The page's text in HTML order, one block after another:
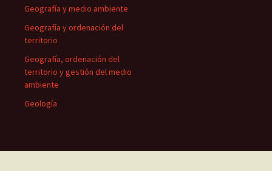
Geografía y medio ambiente
Geografía y ordenación del
territorio
Geografía, ordenación del
territorio y gestión del medio
ambiente
Geología